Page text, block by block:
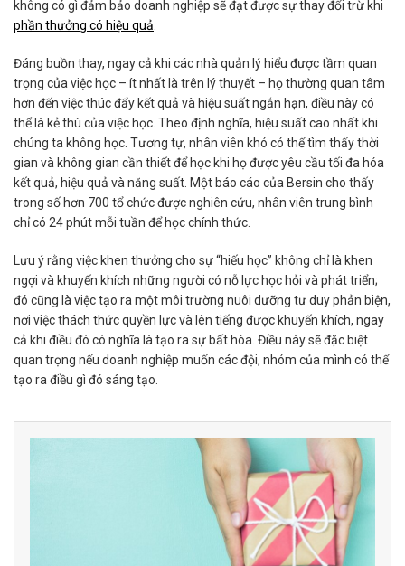
không có gì đảm bảo doanh nghiệp sẽ đạt được sự thay đổi trừ khi
phần thưởng có hiệu quả
Đáng buồn thay, ngay cả khi các nhà quản lý hiểu được tầm quan
trọng của việc học – ít nhất là trên lý thuyết – họ thường quan tâm
hơn đến việc thúc đẩy kết quả và hiệu suất ngắn hạn, điều này có
thể là kẻ thù của việc học. Theo định nghĩa, hiệu suất cao nhất khi
chúng ta không học. Tương tự, nhân viên khó có thể tìm thấy thời
gian và không gian cần thiết để học khi họ được yêu cầu tối đa hóa
kết quả, hiệu quả và năng suất. Một báo cáo của Bersin cho thấy
trong số hơn 700 tổ chức được nghiên cứu, nhân viên trung bình
chỉ có 24 phút mỗi tuần để học chính thức.
Lưu ý rằng việc khen thưởng cho sự “hiếu học” không chỉ là khen
ngợi và khuyến khích những người có nỗ lực học hỏi và phát triển;
đó cũng là việc tạo ra một môi trường nuôi dưỡng tư duy phản biện,
nơi việc thách thức quyền lực và lên tiếng được khuyến khích, ngay
cả khi điều đó có nghĩa là tạo ra sự bất hòa. Điều này sẽ đặc biệt
quan trọng nếu doanh nghiệp muốn các đội, nhóm của mình có thể
tạo ra điều gì đó sáng tạo.